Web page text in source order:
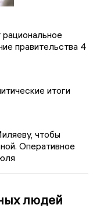
правительства 4
итоги
чтобы
Оперативное
людей